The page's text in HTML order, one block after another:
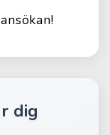
dig